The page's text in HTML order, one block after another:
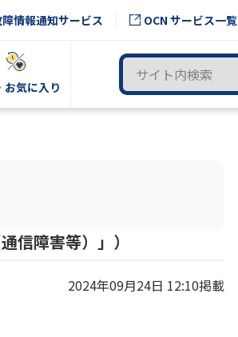
情報通知サービス OCN サービス一覧
お気に入り
信障害等）」）
2024年09月24日 12:10掲載